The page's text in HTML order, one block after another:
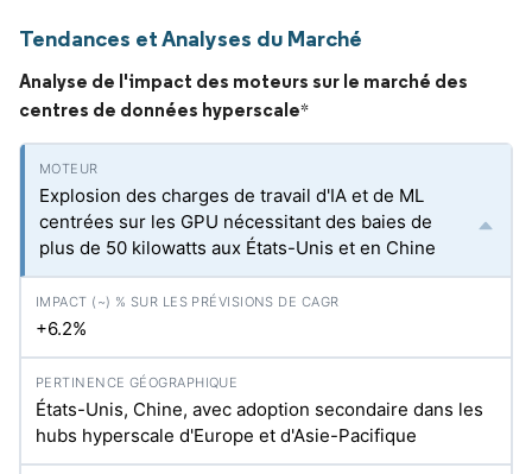
Tendances et Analyses du Marché
Analyse de l'impact des moteurs sur le marché des
centres de données hyperscale*
Explosion des charges de travail d'IA et de ML
centrées sur les GPU nécessitant des baies de
plus de 50 kilowatts aux États-Unis et en Chine
+6.2%
États-Unis, Chine, avec adoption secondaire dans les
hubs hyperscale d'Europe et d'Asie-Pacifique